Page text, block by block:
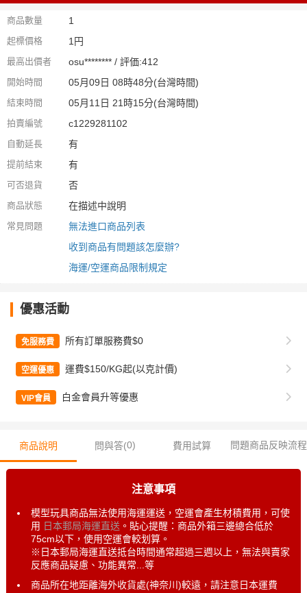
商品數量 1
起標價格 1円
最高出價者 osu******** / 評価:412
開始時間 05月09日 08時48分(台灣時間)
結束時間 05月11日 21時15分(台灣時間)
拍賣編號 c1229281102
自動延長 有
提前結束 有
可否退貨 否
商品狀態 在描述中說明
常見問題
無法進口商品列表
收到商品有問題該怎麼辦?
海運/空運商品限制規定
優惠活動
免服務費 所有訂單服務費$0
空運優惠 運費$150/KG起(以克計價)
VIP會員 白金會員升等優惠
商品說明 問與答(0) 費用試算 問題商品反映流程
注意事項
模型玩具商品無法使用海運運送，空運會產生材積費用，可使
用 日本郵局海運直送。貼心提醒：商品外箱三邊總合低於
75cm以下，使用空運會較划算。
※日本郵局海運直送抵台時間通常超過三週以上，無法與賣家
反應商品疑慮、功能異常...等
商品所在地距離海外收貨處(神奈川)較遠，請注意日本運費